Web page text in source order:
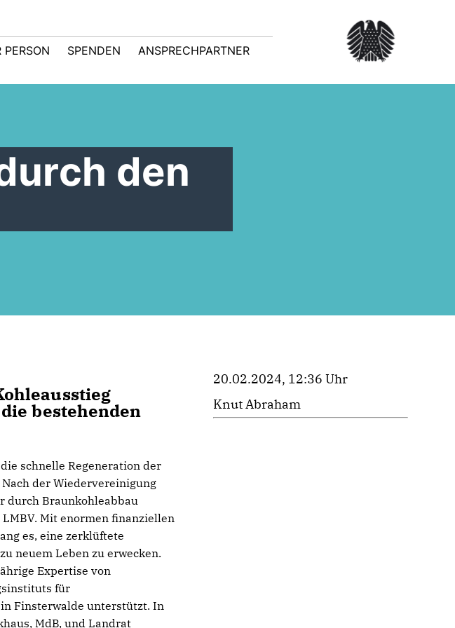
PERSON SPENDEN
ANSPRECHPARTNER
den
bestehenden
schnelle Regeneration der
der Wiedervereinigung
durch Braunkohleabbau
Mit enormen finanziellen
es, eine zerklüftete
neuem Leben zu erwecken.
Expertise von
für
Finsterwalde unterstützt. In
MdB, und Landrat
20.02.2024, 12:36 Uhr
Knut Abraham